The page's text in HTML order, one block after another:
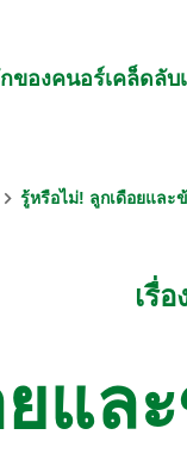
ของคนอร์เคล็ดลับ
รู้หรือไม่! ลูกเดือยและ
เรื่
แล